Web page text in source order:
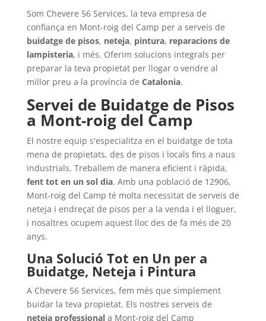
Som Chevere 56 Services, la teva empresa de
confiança en Mont-roig del Camp per a serveis de
buidatge de pisos, neteja, pintura, reparacions de
lampisteria, i més. Oferim solucions integrals per
preparar la teva propietat per llogar o vendre al
millor preu a la província de Catalonia.
Servei de Buidatge de Pisos
a Mont-roig del Camp
El nostre equip s'especialitza en el buidatge de tota
mena de propietats, des de pisos i locals fins a naus
industrials. Treballem de manera eficient i ràpida,
fent tot en un sol dia. Amb una població de 12906,
Mont-roig del Camp té molta necessitat de serveis de
neteja i endreçat de pisos per a la venda i el lloguer,
i nosaltres ocupem aquest lloc des de fa més de 20
anys.
Una Solució Tot en Un per a
Buidatge, Neteja i Pintura
A Chevere 56 Services, fem més que simplement
buidar la teva propietat. Els nostres serveis de
neteja professionala Mont-roig del Camp